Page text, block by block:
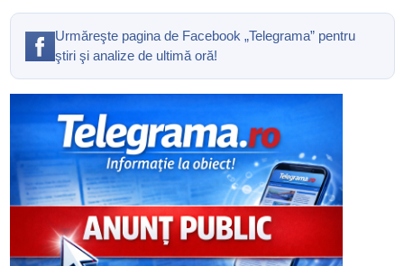
Urmăreşte pagina de Facebook „Telegrama” pentru
ştiri şi analize de ultimă oră!